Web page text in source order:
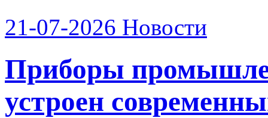
21-07-2026 Новости
Приборы
устроен